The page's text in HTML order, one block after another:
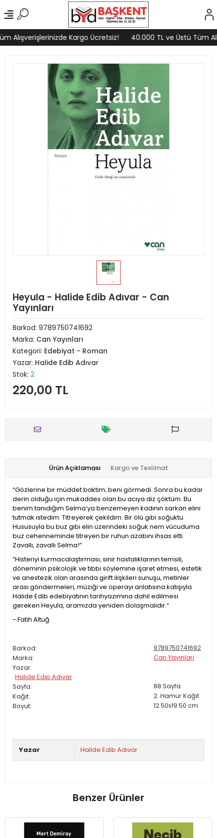
Alışverişlerinizde Kargo Ücretsiz! 40.000 TL ve Üstü Tüm
Heyula - Halide Edib Adıvar - Can
Yayınları
Barkod: 9789750741692
Marka: Can Yayınları
Kategori: Edebiyat - Roman
Yazar: Halide Edib Adıvar
Stok: 2
220,00 TL
Ürün Açıklaması Kargo ve Teslimat
“Gözlerine bir müddet baktım; beni görmedi. Sonra bu kadar
derin olduğu için mukaddes olan bu acıya diz çöktüm. Bu
benim tanıdığım Selma’ya benzemeyen kadının sarkan elini
tutmak istedim. Titreyerek çekildim. Bir ölü gibi soğuktu.
Hususuyla bu buz gibi elin üzerindeki soğuk nem vücuduma
buz cehenneminde titreyen bir ruhun azabını ihsas etti.
Zavallı, zavallı Selma!”
“Histeriyi kurmacalaştırması, sinir hastalıklarının temsili,
döneminin psikolojik ve tıbbi söylemine işaret etmesi, estetik
ve anestezik olan arasında girift ilişkileri sunuşu, metinler
arası göndermeleri, müziği ve operayı anlatısına katışıyla
Halide Edib edebiyatının tarihyazımına dahil edilmesi
gereken Heyula, aramızda yeniden dolaşmalıdır.”
- Fatih Altuğ
Barkod:
9789750741692
Marka:
Can Yayınları
Yazar:
Halide Edip Adıvar
Sayfa:
88 Sayfa
Kağıt:
2. HamurKağıt
Boyut:
12.50x19.50 cm
Yazar Halide Edib Adıvar
Benzer Ürünler